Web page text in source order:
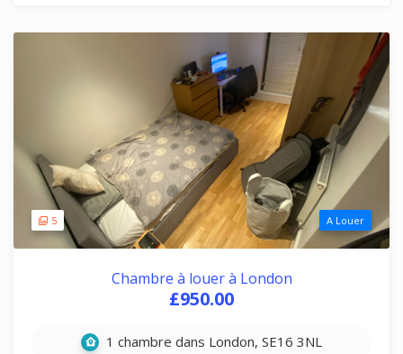
5 A Louer
Chambre à louer à London
£950.00
1 chambre dans London, SE16 3NL